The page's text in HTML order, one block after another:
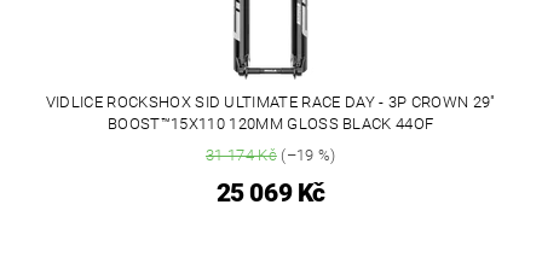
VIDLICE ROCKSHOX SID ULTIMATE RACE DAY - 3P CROWN 29"
BOOST™15X110 120MM GLOSS BLACK 44OF
31 174 Kč(–19 %)
25 069 Kč